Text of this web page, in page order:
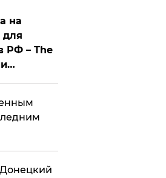
на
для
РФ – The